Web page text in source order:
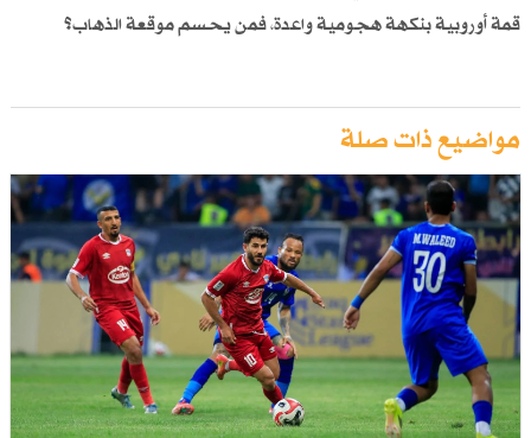
قمة أوروبية بنكهة هجومية واعدة، فمن يحسم موقعة الذهاب؟
مواضيع ذات صلة